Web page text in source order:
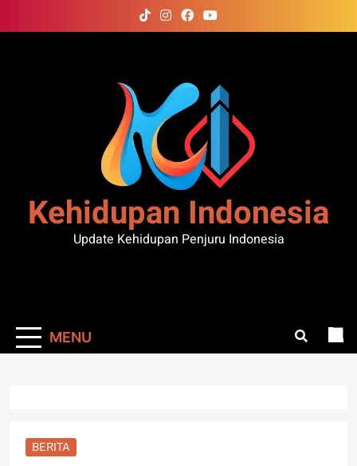
to
Kehidupan Indonesia
Update Kehidupan Penjuru Indonesia
MENU
BERITA